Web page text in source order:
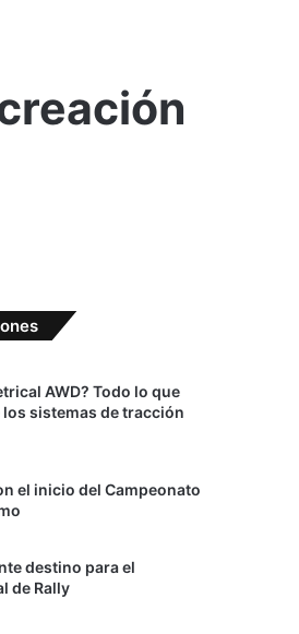
AWD? Todo lo que
sistemas de tracción
el inicio del Campeonato
destino para el
de Rally